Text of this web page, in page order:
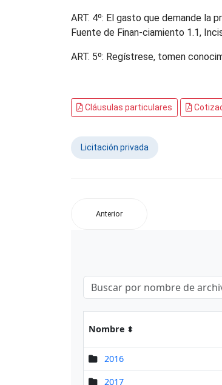
ART. 4º: El gasto que demande la
Fuente de Finan-ciamiento 1.1,
ART. 5º: Regístrese, tomen
Cláusulas particulares
Licitación privada
Anterior